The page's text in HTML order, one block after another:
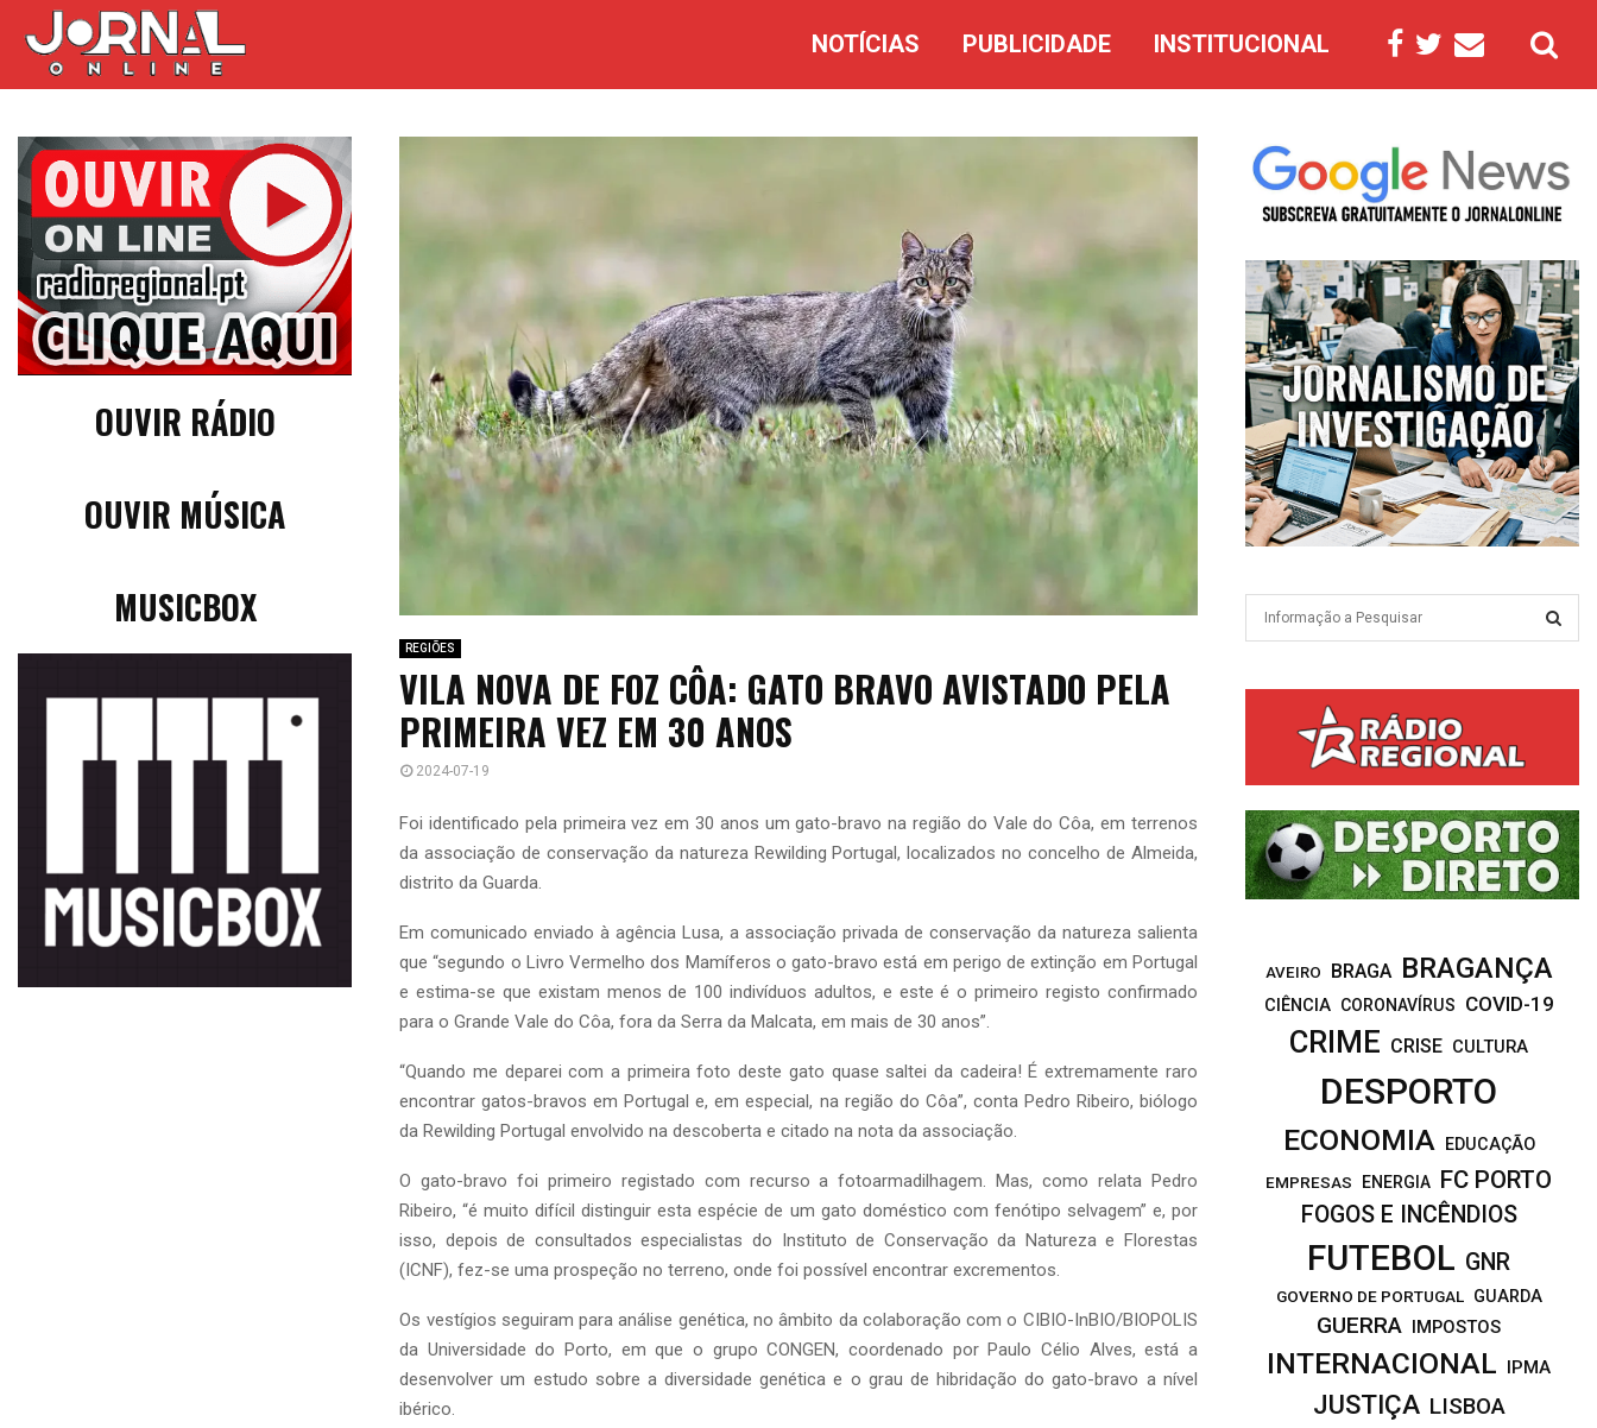
NOTÍCIAS PUBLICIDADE INSTITUCIONAL
REGIÕES
VILA NOVA DE FOZ CÔA: GATO BRAVO AVISTADO PELA
PRIMEIRA VEZ EM 30 ANOS
2024-07-19
Foi identificado pela primeira vez em 30 anos um gato-bravo na região do Vale do Côa, em terrenos
da associação de conservação da natureza Rewilding Portugal, localizados no concelho de Almeida,
distrito da Guarda.
Em comunicado enviado à agência Lusa, a associação privada de conservação da natureza salienta
que “segundo o Livro Vermelho dos Mamíferos o gato-bravo está em perigo de extinção em Portugal
e estima-se que existam menos de 100 indivíduos adultos, e este é o primeiro registo confirmado
para o Grande Vale do Côa, fora da Serra da Malcata, em mais de 30 anos”.
“Quando me deparei com a primeira foto deste gato quase saltei da cadeira! É extremamente raro
encontrar gatos-bravos em Portugal e, em especial, na região do Côa”, conta Pedro Ribeiro, biólogo
da Rewilding Portugal envolvido na descoberta e citado na nota da associação.
O gato-bravo foi primeiro registado com recurso a fotoarmadilhagem. Mas, como relata Pedro
Ribeiro, “é muito difícil distinguir esta espécie de um gato doméstico com fenótipo selvagem” e, por
isso, depois de consultados especialistas do Instituto de Conservação da Natureza e Florestas
(ICNF), fez-se uma prospeção no terreno, onde foi possível encontrar excrementos.
Os vestígios seguiram para análise genética, no âmbito da colaboração com o CIBIO-InBIO/BIOPOLIS
da Universidade do Porto, em que o grupo CONGEN, coordenado por Paulo Célio Alves, está a
desenvolver um estudo sobre a diversidade genética e o grau de hibridação do gato-bravo a nível
ibérico.
OUVIR RÁDIO
OUVIR MÚSICA
MUSICBOX
o
r
:
R
C
H
AVEIRO BRAGA BRAGANÇA
CIÊNCIA CORONAVÍRUS COVID-19
CRIME CRISE CULTURA
DESPORTO
ECONOMIA
EDUCAÇÃO
EMPRESAS
ENERGIA FC PORTO
FOGOS E INCÊNDIOS
FUTEBOL GNR
GOVERNO DE PORTUGAL GUARDA
GUERRA IMPOSTOS
INTERNACIONAL IPMA
JUSTIÇA LISBOA